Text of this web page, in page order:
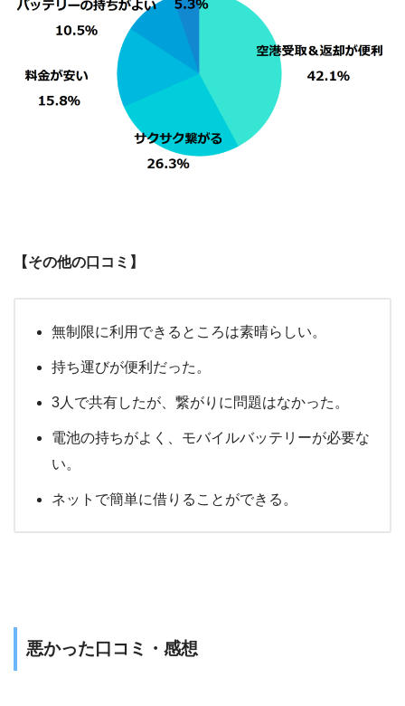
【その他の口コミ】
無制限に利用できるところは素晴らしい。
持ち運びが便利だった。
3人で共有したが、繋がりに問題はなかった。
電池の持ちがよく、モバイルバッテリーが必要な
い。
ネットで簡単に借りることができる。
悪かった口コミ・感想